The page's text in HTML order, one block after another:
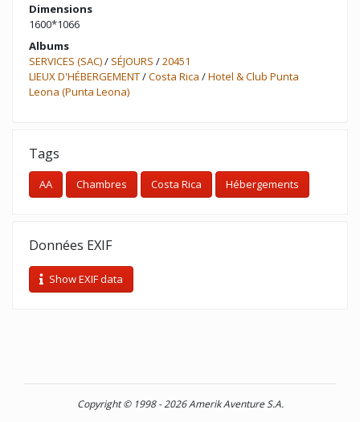
Dimensions
1600*1066
Albums
SERVICES (SAC)/ SÉJOURS /20451
LIEUX D'HÉBERGEMENT/Costa Rica /Hotel & Club Punta
Leona (Punta Leona)
Tags
AA Chambres Costa Rica Hébergements
Données EXIF
Show EXIF data
Copyright © 1998 - 2026 Amerik Aventure S.A.